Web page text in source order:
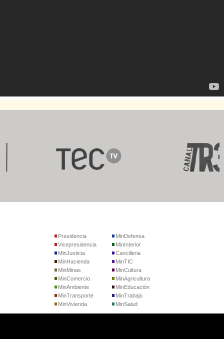
Presidencia
Vicepresidencia
MinJusticia
MinDefensa
MinInterior
Cancilleria
MinHacienda
MinMinas
MinComercio
MinTIC
MinCultura
MinAgricultura
MinAmbiente
MinTransporte
MinVivienda
MinEducación
MinTrabajo
MinSalud